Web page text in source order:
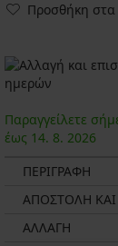
Προσθήκη
ημερών
Παραγγείλετε
έως 14. 8. 2026
ΠΕΡΙΓΡΑΦΗ
ΑΠΟΣΤΟΛΗ
ΑΛΛΑΓΗ